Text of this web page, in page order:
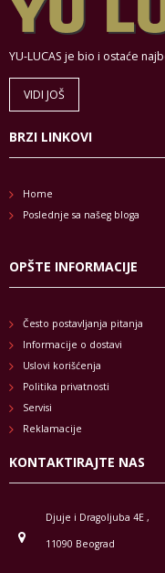
YU-LUCAS je bio i ostaće
VIDI JOŠ
BRZI LINKOVI
Home
Poslednje sa našeg bloga
OPŠTE INFORMACIJE
Često postavljanja pitanja
Informacije o dostavi
Uslovi korišćenja
Politika privatnosti
Servisi
Reklamacije
KONTAKTIRAJTE NAS
Djuje i Dragoljuba 4E ,
11090 Beograd